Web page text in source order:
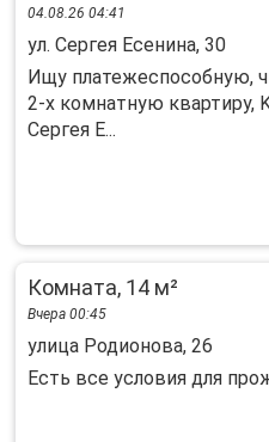
04.08.26 04:41
ул. Сергея Есенина, 30
Ищу платежеспосoбную,
2-x комнaтную квaртиру,
Ceргея Е...
Комната, 14 м²
Вчера 00:45
улица Родионова, 26
Есть все условия для